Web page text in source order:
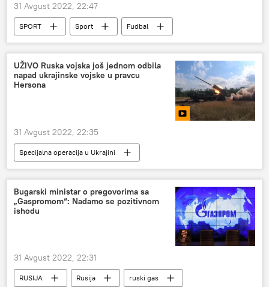
31 Avgust 2022, 22:47
SPORT Sport
Fudbal
FK Partizan
UŽIVO Ruska vojska još jednom odbila
napad ukrajinske vojske u pravcu
Hersona
31 Avgust 2022, 22:35
Specijalna operacija u Ukrajini
Specijalna vojna operacija u Ukrajini – uživo
Donbas DNR
Bugarski ministar o pregovorima sa
„Gaspromom“: Nadamo se pozitivnom
ishodu
31 Avgust 2022, 22:31
RUSIJA Rusija
ruski gas